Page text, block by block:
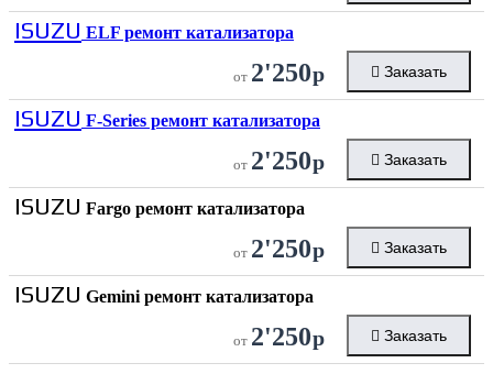
ISUZU ELF ремонт катализатора
от 2'250р Заказать
ISUZU F-Series ремонт катализатора
от 2'250р Заказать
ISUZU Fargo ремонт катализатора
от 2'250р Заказать
ISUZU Gemini ремонт катализатора
от 2'250р Заказать